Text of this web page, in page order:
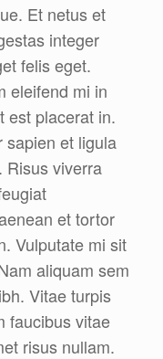
Et netus et
integer
felis eget.
eleifend mi in
est placerat in.
sapien et ligula
Risus viverra
et tortor
Vulputate mi sit
aliquam sem
Vitae turpis
faucibus vitae
risus nullam.